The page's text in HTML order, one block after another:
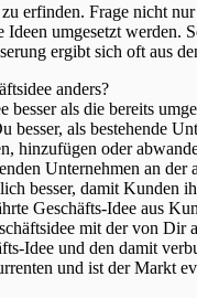
erfinden. Frage nicht
Ideen umgesetzt werden.
ergibt sich oft aus
anders?
als die bereits
besser, als bestehende
hinzufügen oder
Unternehmen an der
besser, damit Kunden
Geschäfts-Idee aus
mit der von Dir
Idee und den damit
und ist der Markt